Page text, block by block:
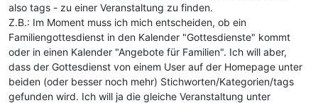
also tags - zu einer Veranstaltung zu finden.
Z.B.: Im Moment muss ich mich entscheiden, ob ein
Familiengottesdienst in den Kalender "Gottesdienste" kommt
oder in einen Kalender "Angebote für Familien". Ich will aber,
dass der Gottesdienst von einem User auf der Homepage unter
beiden (oder besser noch mehr) Stichworten/Kategorien/tags
gefunden wird. Ich will ja die gleiche Veranstaltung unter